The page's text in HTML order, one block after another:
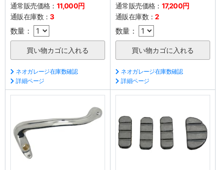
通常販売価格： 11,000円
通販在庫数：3
数量：
ネオガレージ在庫数確認
詳細ページ
通常販売価格： 17,200円
通販在庫数：2
数量：
ネオガレージ在庫数確認
詳細ページ